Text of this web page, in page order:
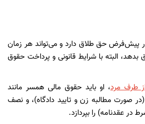
پیش‌فرض حق طلاق دارد و می‌تواند هر زمان
البته با شرایط قانونی و پرداخت حقوق
طرف مرد، او باید حقوق مالی همسر مانند
(در صورت مطالبه زن و تایید دادگاه)، و نصف
در عقدنامه) را بپردازد.